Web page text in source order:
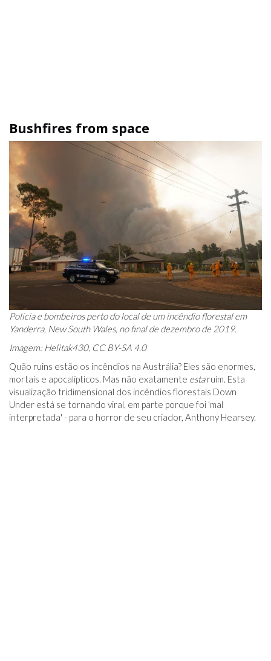
Bushfires from space
Polícia e bombeiros perto do local de um incêndio florestal em
Yanderra, New South Wales, no final de dezembro de 2019.
Imagem: Helitak430, CC BY-SA 4.0
Quão ruins estão os incêndios na Austrália? Eles são enormes,
mortais e apocalípticos. Mas não exatamente estaruim. Esta
visualização tridimensional dos incêndios florestais Down
Under está se tornando viral, em parte porque foi 'mal
interpretada' - para o horror de seu criador, Anthony Hearsey.